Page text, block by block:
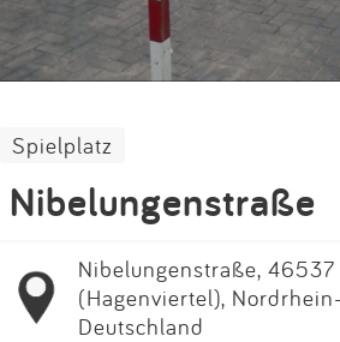
Anmelden
Spielplatz
Nibelungenstraße
Nibelungenstraße,
(Hagenviertel),
Deutschland